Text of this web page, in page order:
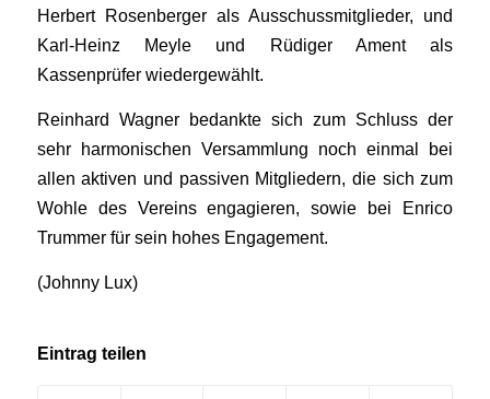
Herbert Rosenberger als Ausschussmitglieder, und
Karl-Heinz Meyle und Rüdiger Ament als
Kassenprüfer wiedergewählt.
Reinhard Wagner bedankte sich zum Schluss der
sehr harmonischen Versammlung noch einmal bei
allen aktiven und passiven Mitgliedern, die sich zum
Wohle des Vereins engagieren, sowie bei Enrico
Trummer für sein hohes Engagement.
(Johnny Lux)
Eintrag teilen